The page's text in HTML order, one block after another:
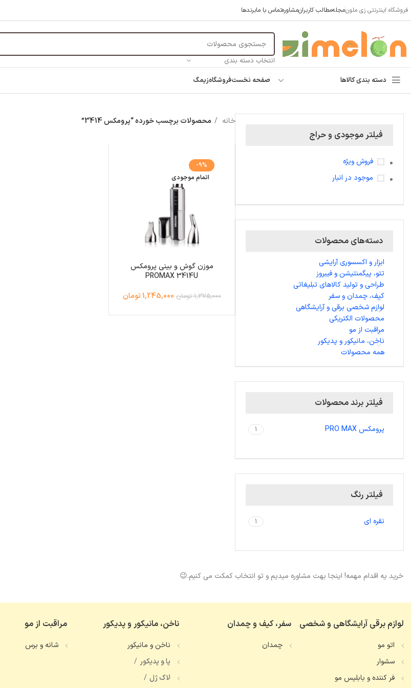
فروشگاه اینترنتی زی ملونمجلهمطالب کاربرانمشاورهتماس با مابرندها
انتخاب دسته بندی
دسته بندی کالاها صفحه نخستفروشگاهزیمگ
فیلتر موجودی و حراج
فروش ویژه
موجود در انبار
دسته‌های محصولات
ابزار و اکسسوری آرایشی
تتو، پیگمنتیشن و فیبروز
طراحی و تولید کالاهای تبلیغاتی
کیف، چمدان و سفر
لوازم شخصی برقی و آرایشگاهی
محصولات الکتریکی
مراقبت از مو
ناخن، مانیکور و پدیکور
همه محصولات
فیلتر برند محصولات
پرومکس PRO MAX 1
فیلتر رنگ
نقره ای 1
خانه محصولات برچسب خورده “پرومکس 3414”
-9%
اتمام موجودی
موزن گوش و بینی پرومکس
PROMAX 3414U
1,375,000 تومان 1,245,000 تومان
خرید یه اقدام مهمه! اینجا بهت مشاوره میدیم و تو انتخاب کمکت می کنیم.😉
لوازم برقی آرایشگاهی و شخصی
اتو مو
سشوار
فر کننده و بابلیس مو
سفر، کیف و چمدان
چمدان
ناخن، مانیکور و پدیکور
ناخن و مانیکور
پا و پدیکور
لاک ژل
مراقبت از مو
شانه و برس